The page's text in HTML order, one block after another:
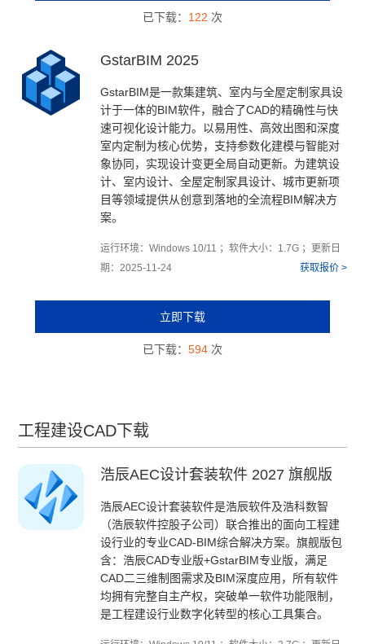
已下载： 122 次
GstarBIM 2025
GstarBIM是一款集建筑、室内与全屋定制家具设
计于一体的BIM软件，融合了CAD的精确性与快
速可视化设计能力。以易用性、高效出图和深度
室内定制为核心优势，支持参数化建模与智能对
象协同，实现设计变更全局自动更新。为建筑设
计、室内设计、全屋定制家具设计、城市更新项
目等领域提供从创意到落地的全流程BIM解决方
案。
运行环境：Windows 10/11 ；软件大小：1.7G ；更新日
期：2025-11-24
获取报价 >
立即下载
已下载： 594次
工程建设CAD下载
浩辰AEC设计套装软件 2027 旗舰版
浩辰AEC设计套装软件是浩辰软件及浩科数智
（浩辰软件控股子公司）联合推出的面向工程建
设行业的专业CAD-BIM综合解决方案。旗舰版包
含：浩辰CAD专业版+GstarBIM专业版，满足
CAD二三维制图需求及BIM深度应用，所有软件
均拥有完整自主产权，突破单一软件功能限制，
是工程建设行业数字化转型的核心工具集合。